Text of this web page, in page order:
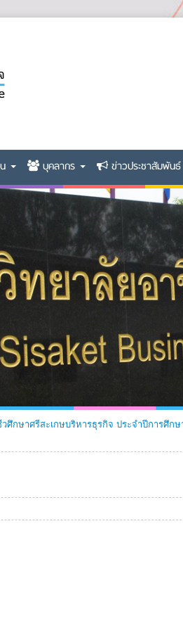
บุคลากร ข่าวประชาสัมพันธ์
กษาศรีสะเกษบริหารธุรกิจ ประจำปีการศึกษ